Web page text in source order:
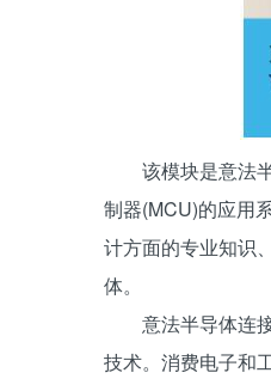
该模块是意法
制器(MCU)的应用
计方面的专业知识
体。
意法半导体连
技术。消费电子和